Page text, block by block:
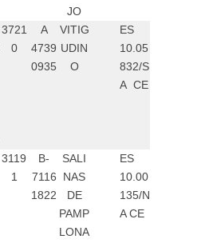
JO
3721
0
A
4739
0935
VITIG
UDIN
O
ES
10.05
832/S
A CE
3119
1
B-
7116
1822
SALI
NAS
DE
PAMP
LONA
ES
10.00
135/N
A CE